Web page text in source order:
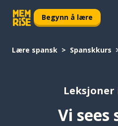
Begynn å lære
Lære spansk Spanskkurs
Leksjoner
Vi sees